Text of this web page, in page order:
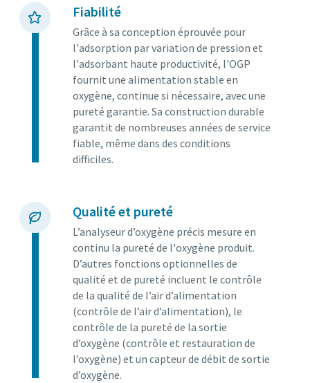
Fiabilité
Grâce à sa conception éprouvée pour
l'adsorption par variation de pression et
l'adsorbant haute productivité, l'OGP
fournit une alimentation stable en
oxygène, continue si nécessaire, avec une
pureté garantie. Sa construction durable
garantit de nombreuses années de service
fiable, même dans des conditions
difficiles.
Qualité et pureté
L’analyseur d’oxygène précis mesure en
continu la pureté de l'oxygène produit.
D’autres fonctions optionnelles de
qualité et de pureté incluent le contrôle
de la qualité de l’air d’alimentation
(contrôle de l’air d’alimentation), le
contrôle de la pureté de la sortie
d’oxygène (contrôle et restauration de
l’oxygène) et un capteur de débit de sortie
d’oxygène.